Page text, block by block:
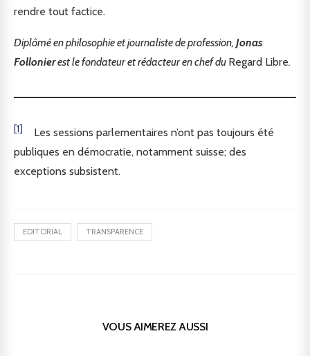
rendre tout factice.
Diplômé en philosophie et journaliste de profession, Jonas
Follonierest le fondateur et rédacteur en chef du Regard Libre.
[1]
Les sessions parlementaires n’ont pas toujours été
publiques en démocratie, notamment suisse; des
exceptions subsistent.
EDITORIAL TRANSPARENCE
VOUS AIMEREZ AUSSI